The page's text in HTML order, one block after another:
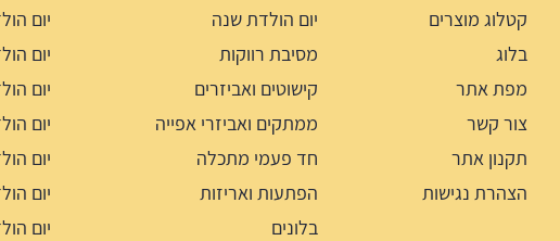
קטלוג מוצרים
בלוג
מפת אתר
צור קשר
תקנון אתר
הצהרת נגישות
יום הולדת שנה
מסיבת רווקות
קישוטים ואביזרים
ממתקים ואביזרי אפייה
חד פעמי מתכלה
הפתעות ואריזות
בלונים
יום
יום
יום
יום
יום
יום
יום